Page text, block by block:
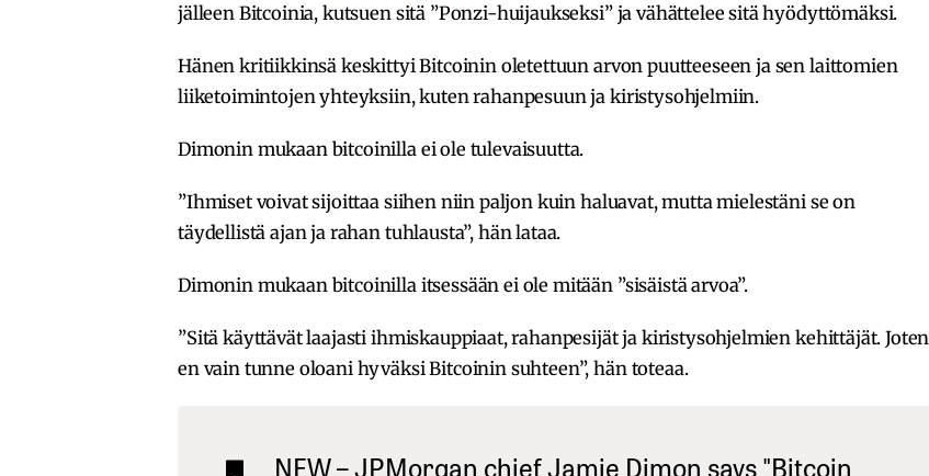
jälleen Bitcoinia, kutsuen sitä ”Ponzi-huijaukseksi” ja vähättelee sitä hyödyttömäksi.
Hänen kritiikkinsä keskittyi Bitcoinin oletettuun arvon puutteeseen ja sen laittomien
liiketoimintojen yhteyksiin, kuten rahanpesuun ja kiristysohjelmiin.
Dimonin mukaan bitcoinilla ei ole tulevaisuutta.
”Ihmiset voivat sijoittaa siihen niin paljon kuin haluavat, mutta mielestäni se on
täydellistä ajan ja rahan tuhlausta”, hän lataa.
Dimonin mukaan bitcoinilla itsessään ei ole mitään ”sisäistä arvoa”.
”Sitä käyttävät laajasti ihmiskauppiaat, rahanpesijät ja kiristysohjelmien kehittäjät. Joten
en vain tunne oloani hyväksi Bitcoinin suhteen”, hän toteaa.
NEW – JPMorgan chief Jamie Dimon says "Bitcoin